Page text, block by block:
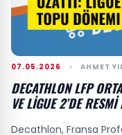
07.05.2026 AHMET
DECATHLON LFP
VE LIGUE 2’DE
Decathlon, Fransa